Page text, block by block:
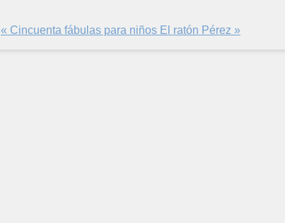
« Cincuenta fábulas para niños El ratón Pérez »